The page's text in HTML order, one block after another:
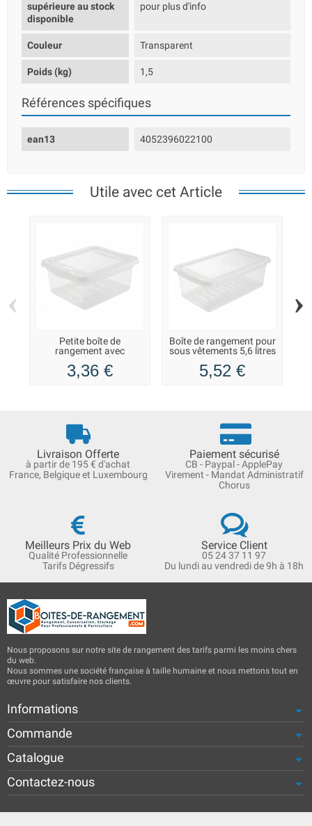
supérieure au stock
disponible
pour plus d'info
Couleur Transparent
Poids (kg) 1,5
Références spécifiques
ean13 4052396022100
Utile avec cet Article
Petite boîte de
rangement avec
couvercle 1,7 litres
3,36 €
Boîte de rangement pour
sous vêtements 5,6 litres
5,52 €
‹ ›
Livraison Offerte
à partir de 195 € d'achat
France, Belgique et Luxembourg
Paiement sécurisé
CB - Paypal - ApplePay
Virement - Mandat Administratif
Chorus
Meilleurs Prix du Web
Qualité Professionnelle
Tarifs Dégressifs
Service Client
05 24 37 11 97
Du lundi au vendredi de 9h à 18h
Nous proposons sur notre site de rangement des tarifs parmi les moins chers
du web.
Nous sommes une société française à taille humaine et nous mettons tout en
œuvre pour satisfaire nos clients.
Informations
Commande
Catalogue
Contactez-nous